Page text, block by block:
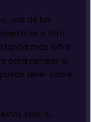
una de las
a otra
más difícil
para romper el
tener sobre
solo, tu